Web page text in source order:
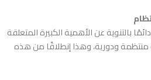
دائمًا بالتنوية عن الأهمية الكبيرة المتعلقة
ودورية، وهذا إنطلاقًا من هذه